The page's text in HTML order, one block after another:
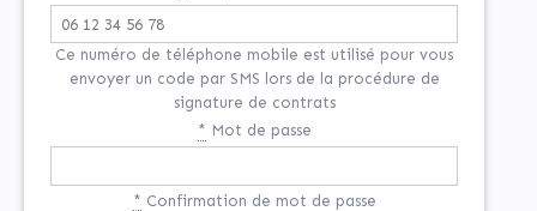
Ce numéro de téléphone mobile est utilisé pour vous
envoyer un code par SMS lors de la procédure de
signature de contrats
* Mot de passe
* Confirmation de mot de passe